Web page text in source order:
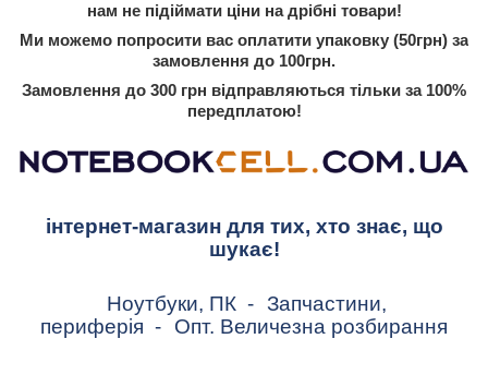
нам не підіймати ціни на дрібні товари!
Ми можемо попросити вас оплатити упаковку (50грн) за
замовлення до 100грн.
Замовлення до 300 грн відправляються тільки за 100%
передплатою!
інтернет-магазин для тих, хто знає, що
шукає!
Ноутбуки, ПК - Запчастини,
периферія - Опт. Величезна розбирання